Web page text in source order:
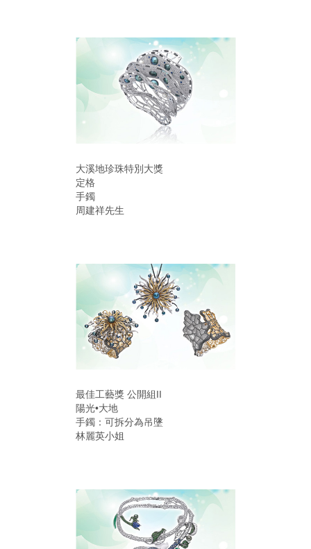
大溪地珍珠特別大獎
定格
手鐲
周建祥先生
最佳工藝獎 公開組II
陽光•大地
手鐲：可拆分為吊墬
林麗英小姐